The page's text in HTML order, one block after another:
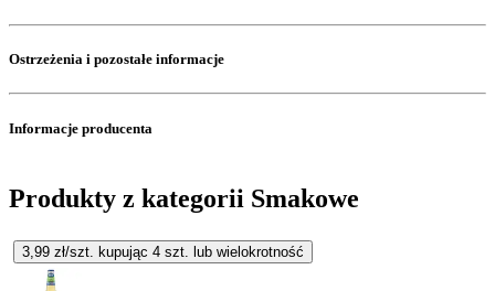
Ostrzeżenia i pozostałe informacje
Informacje producenta
Produkty z kategorii Smakowe
3,99 zł/szt. kupując 4 szt. lub wielokrotność